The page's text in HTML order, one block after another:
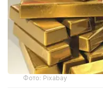
Фото: Pixabay